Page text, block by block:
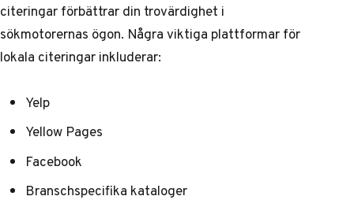
citeringar förbättrar din trovärdighet i
sökmotorernas ögon. Några viktiga plattformar för
lokala citeringar inkluderar:
Yelp
Yellow Pages
Facebook
Branschspecifika kataloger